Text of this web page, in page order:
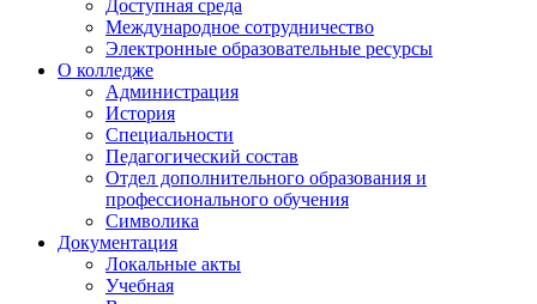
Доступная среда
Международное сотрудничество
Электронные образовательные ресурсы
О колледже
Администрация
История
Специальности
Педагогический состав
Отдел дополнительного образования и
профессионального обучения
Символика
Документация
Локальные акты
Учебная